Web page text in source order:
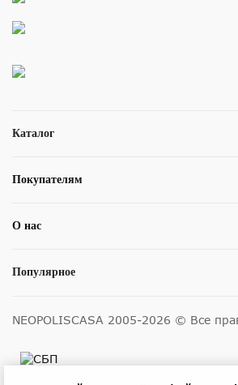
Каталог
Покупателям
О нас
Популярное
NEOPOLISCASA 2005-2026 © Все